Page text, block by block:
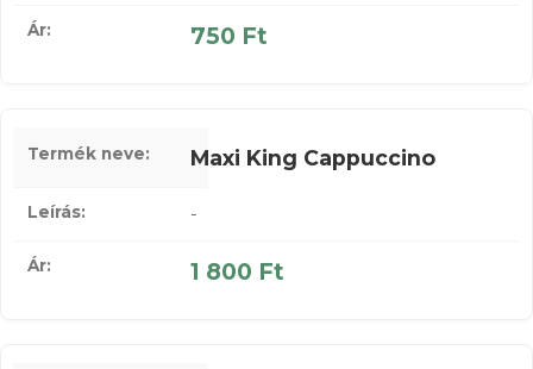
750 Ft
Maxi King Cappuccino
-
1 800 Ft